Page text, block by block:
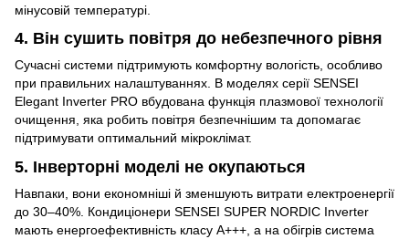
мінусовій температурі.
4. Він сушить повітря до небезпечного рівня
Сучасні системи підтримують комфортну вологість, особливо
при правильних налаштуваннях. В моделях серії SENSEI
Elegant Inverter PRO вбудована функція плазмової технології
очищення, яка робить повітря безпечнішим та допомагає
підтримувати оптимальний мікроклімат.
5. Інверторні моделі не окупаються
Навпаки, вони економніші й зменшують витрати електроенергії
до 30–40%. Кондиціонери SENSEI SUPER NORDIC Inverter
мають енергоефективність класу А+++, а на обігрів система